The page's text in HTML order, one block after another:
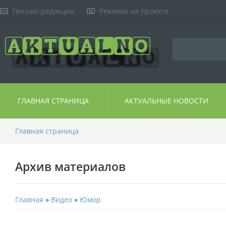
Письмо редакции Реклама на проекте
ГЛАВНАЯ СТРАНИЦА АКТУАЛЬНЫЕ НОВОСТИ
Главная страница
Архив материалов
Главная » Видео » Юмор